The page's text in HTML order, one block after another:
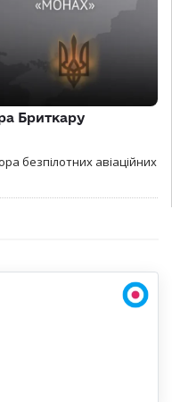
Бриткару
безпілотних авіаційних